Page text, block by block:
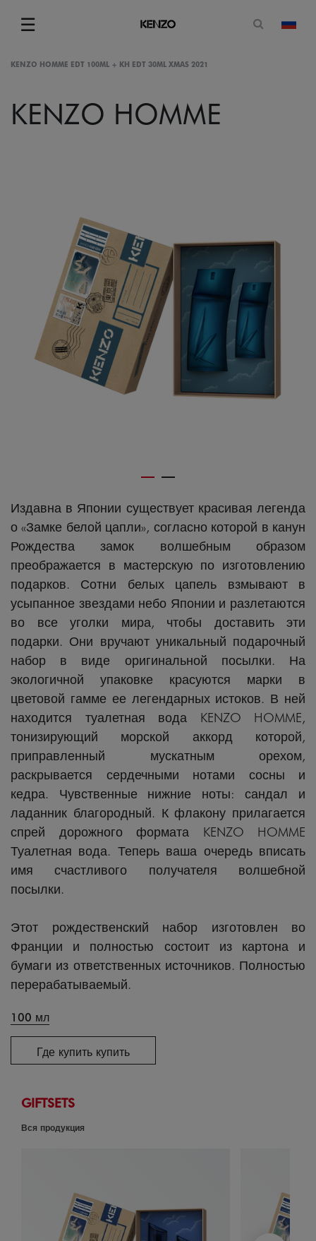
☰
Menu
KENZO HOMME EDT 100ML + KH EDT 30ML XMAS 2021
KENZO HOMME
Издавна в Японии существует красивая легенда
о «Замке белой цапли», согласно которой в канун
Рождества замок волшебным образом
преображается в мастерскую по изготовлению
подарков. Сотни белых цапель взмывают в
усыпанное звездами небо Японии и разлетаются
во все уголки мира, чтобы доставить эти
подарки. Они вручают уникальный подарочный
набор в виде оригинальной посылки. На
экологичной упаковке красуются марки в
цветовой гамме ее легендарных истоков. В ней
находится туалетная вода KENZO HOMME,
тонизирующий морской аккорд которой,
приправленный мускатным орехом,
раскрывается сердечными нотами сосны и
кедра. Чувственные нижние ноты: сандал и
ладанник благородный. К флакону прилагается
спрей дорожного формата KENZO HOMME
Туалетная вода. Теперь ваша очередь вписать
имя счастливого получателя волшебной
посылки.
Этот рождественский набор изготовлен во
Франции и полностью состоит из картона и
бумаги из ответственных источников. Полностью
перерабатываемый.
100 мл
Где купить купить
GIFTSETS
Вся продукция